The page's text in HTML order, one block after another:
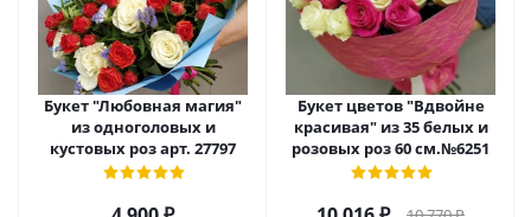
Букет "Любовная магия"
из одноголовых и
кустовых роз арт. 27797
Букет цветов "Вдвойне
красивая" из 35 белых и
розовых роз 60 см.№6251